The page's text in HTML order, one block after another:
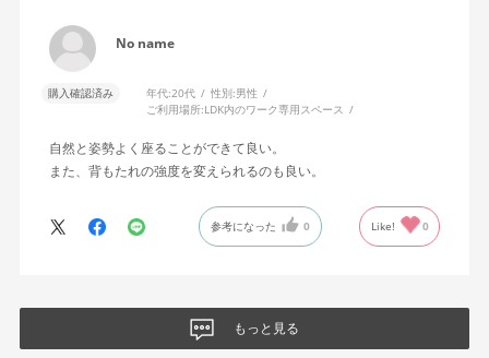
No name
購入確認済み 年代:20代 性別:男性
ご利用場所:LDK内のワーク専用スペース
自然と姿勢よく座ることができて良い。
また、背もたれの強度を変えられるのも良い。
参考になった 0 Like! 0
もっと見る